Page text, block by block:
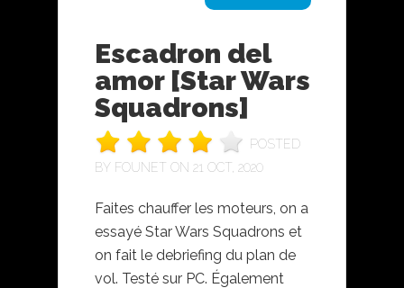
Escadron del
amor [Star Wars
Squadrons]
POSTED
BY FOUNET ON 21 OCT, 2020
Faites chauffer les moteurs, on a
essayé Star Wars Squadrons et
on fait le debriefing du plan de
vol. Testé sur PC. Également